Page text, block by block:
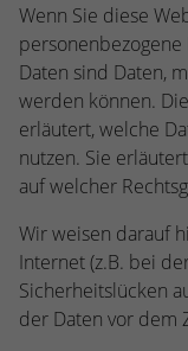
Wenn Sie diese
Daten sind Daten,
werden können.
erläutert, welche
nutzen. Sie
auf welcher
Wir weisen darauf
Internet (z.B. bei
Sicherheitslücken
der Daten vor dem
Name
Anbieter
Laufzeit
Zweck
Name _ga
Anbieter
Laufzeit 2
Zweck
zu